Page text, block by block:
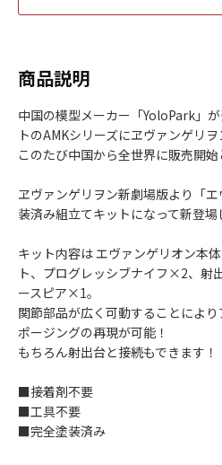
商品説明
中国の模型メーカー「YoloPark」
トのAMKシリーズにヱヴァンゲリヲ
このたび中国から全世界に販売開始
ヱヴァンゲリヲン新劇場版より「
装済み組立てキットになって新登場
キット内容は エヴァンゲリオン本
ト、プログレッシブナイフ×2、射
ースピア×1。
関節部品が広く可動することによ
ポージングの再現が可能！
もちろん射出台と接続もできます！
■接着剤不要
■工具不要
■完全塗装済み